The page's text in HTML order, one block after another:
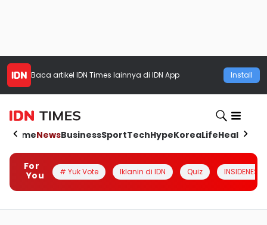
Baca artikel IDN Times lainnya di IDN App Install
HomeNewsBusinessSportTechHypeKoreaLifeHealth
For
You
# Yuk Vote Iklanin di IDN Quiz INSIDENESIA